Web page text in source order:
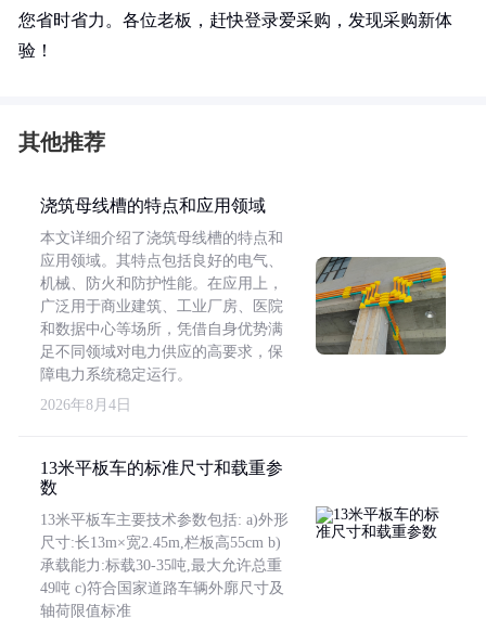
您省时省力。各位老板，赶快登录爱采购，发现采购新体
验！
其他推荐
浇筑母线槽的特点和应用领域
本文详细介绍了浇筑母线槽的特点和
应用领域。其特点包括良好的电气、
机械、防火和防护性能。在应用上，
广泛用于商业建筑、工业厂房、医院
和数据中心等场所，凭借自身优势满
足不同领域对电力供应的高要求，保
障电力系统稳定运行。
2026年8月4日
13米平板车的标准尺寸和载重参
数
13米平板车主要技术参数包括: a)外形
尺寸:长13m×宽2.45m,栏板高55cm b)
承载能力:标载30-35吨,最大允许总重
49吨 c)符合国家道路车辆外廓尺寸及
轴荷限值标准